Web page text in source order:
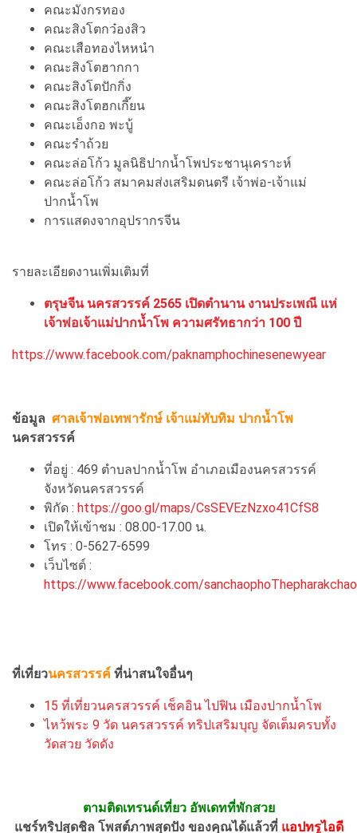
คณะมังกรทอง
คณะสิงโตกว๋องสิว
คณะเสือทองไหหนำ
คณะสิงโตฮากกา
คณะสิงโตปักกิ่ง
คณะสิงโตฮกเกี๊ยน
คณะเอ็งกอ พะบู้
คณะรำถ้วย
คณะล่อโก้ว มูลนิธิปากน้ำโพประชานุเคราะห์
คณะล่อโก้ว สมาคมส่งเสริมดนตรี เจ้าพ่อ-เจ้าแม่
ปากน้ำโพ
การแสดงจากอุปรากรจีน
รายละเอียดงานเพิ่มเติมที่
ตรุษจีน นครสวรรค์ 2565 เปิดตำนาน งานประเพณี แห่
เจ้าพ่อเจ้าแม่ปากน้ำโพ ความศรัทธากว่า 100 ปี
https://www.facebook.com/paknamphochinesenewyear
ข้อมูล ศาลเจ้าพ่อเทพารักษ์ เจ้าแม่ทับทิม ปากน้ำโพ
นครสวรรค์
ที่อยู่ : 469 ตำบลปากน้ำโพ อำเภอเมืองนครสวรรค์
จังหวัดนครสวรรค์
พิกัด : https://goo.gl/maps/CsSEVEzNzxo41CfS8
เปิดให้เข้าชม : 08.00-17.00 น.
โทร : 0-5627-6599
เว็บไซต์ :
https://www.facebook.com/
ที่เที่ยวนครสวรรค์ ที่น่าสนใจอื่นๆ
15 ที่เที่ยวนครสวรรค์ เช็คอิน ไปฟิน เมืองปากน้ำโพ
ไหว้พระ 9 วัด นครสวรรค์ ทริปเสริมบุญ จัดเต็มครบทั้ง
วัดสวย วัดดัง
ตามติดเทรนด์เที่ยว อัพเดทที่พักสวย
แชร์ทริปสุดชิล โพสต์ภาพสุดปัง ของคุณได้แล้วที่ แอปทรูไอดี